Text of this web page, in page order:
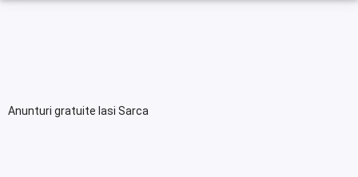
Anunturi gratuite Iasi Sarca